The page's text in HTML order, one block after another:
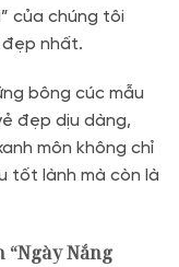
của chúng tôi
nhất.
bông cúc mẫu
đẹp dịu dàng,
môn không chỉ
tốt lành mà còn là
Nắng